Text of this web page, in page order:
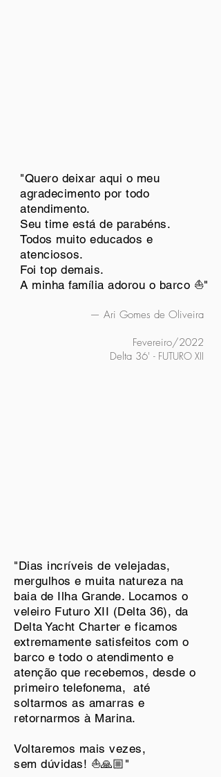
"Quero deixar aqui o meu
agradecimento por todo
atendimento.
Seu time está de parabéns.
Todos muito educados e
atenciosos.
Foi top demais.
A minha família adorou o barco ⛵"
— Ari Gomes de Oliveira
Fevereiro/2022
Delta 36' - FUTURO XII
"Dias incríveis de velejadas,
mergulhos e muita natureza na
baia de Ilha Grande. Locamos o
veleiro Futuro XII (Delta 36), da
Delta Yacht Charter e ficamos
extremamente satisfeitos com o
barco e todo o atendimento e
atenção que recebemos, desde o
primeiro telefonema, até
soltarmos as amarras e
retornarmos à Marina.
Voltaremos mais vezes,
sem dúvidas! ⛵🙏🏼"